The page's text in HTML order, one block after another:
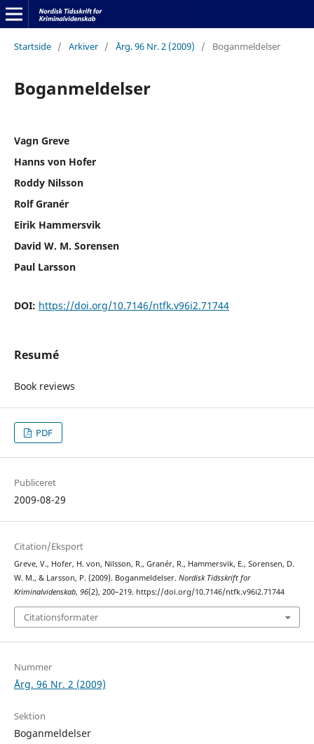
Startside / Arkiver / Årg. 96 Nr. 2 (2009) / Boganmeldelser
Boganmeldelser
Vagn Greve
Hanns von Hofer
Roddy Nilsson
Rolf Granér
Eirik Hammersvik
David W. M. Sorensen
Paul Larsson
DOI: https://doi.org/10.7146/ntfk.v96i2.71744
Resumé
Book reviews
PDF
Publiceret
2009-08-29
Citation/Eksport
Greve, V., Hofer, H. von, Nilsson, R., Granér, R., Hammersvik, E., Sorensen, D.
W. M., & Larsson, P. (2009). Boganmeldelser. Nordisk Tidsskrift for
Kriminalvidenskab, 96(2), 200–219. https://doi.org/10.7146/ntfk.v96i2.71744
Citationsformater
Nummer
Årg. 96 Nr. 2 (2009)
Sektion
Boganmeldelser